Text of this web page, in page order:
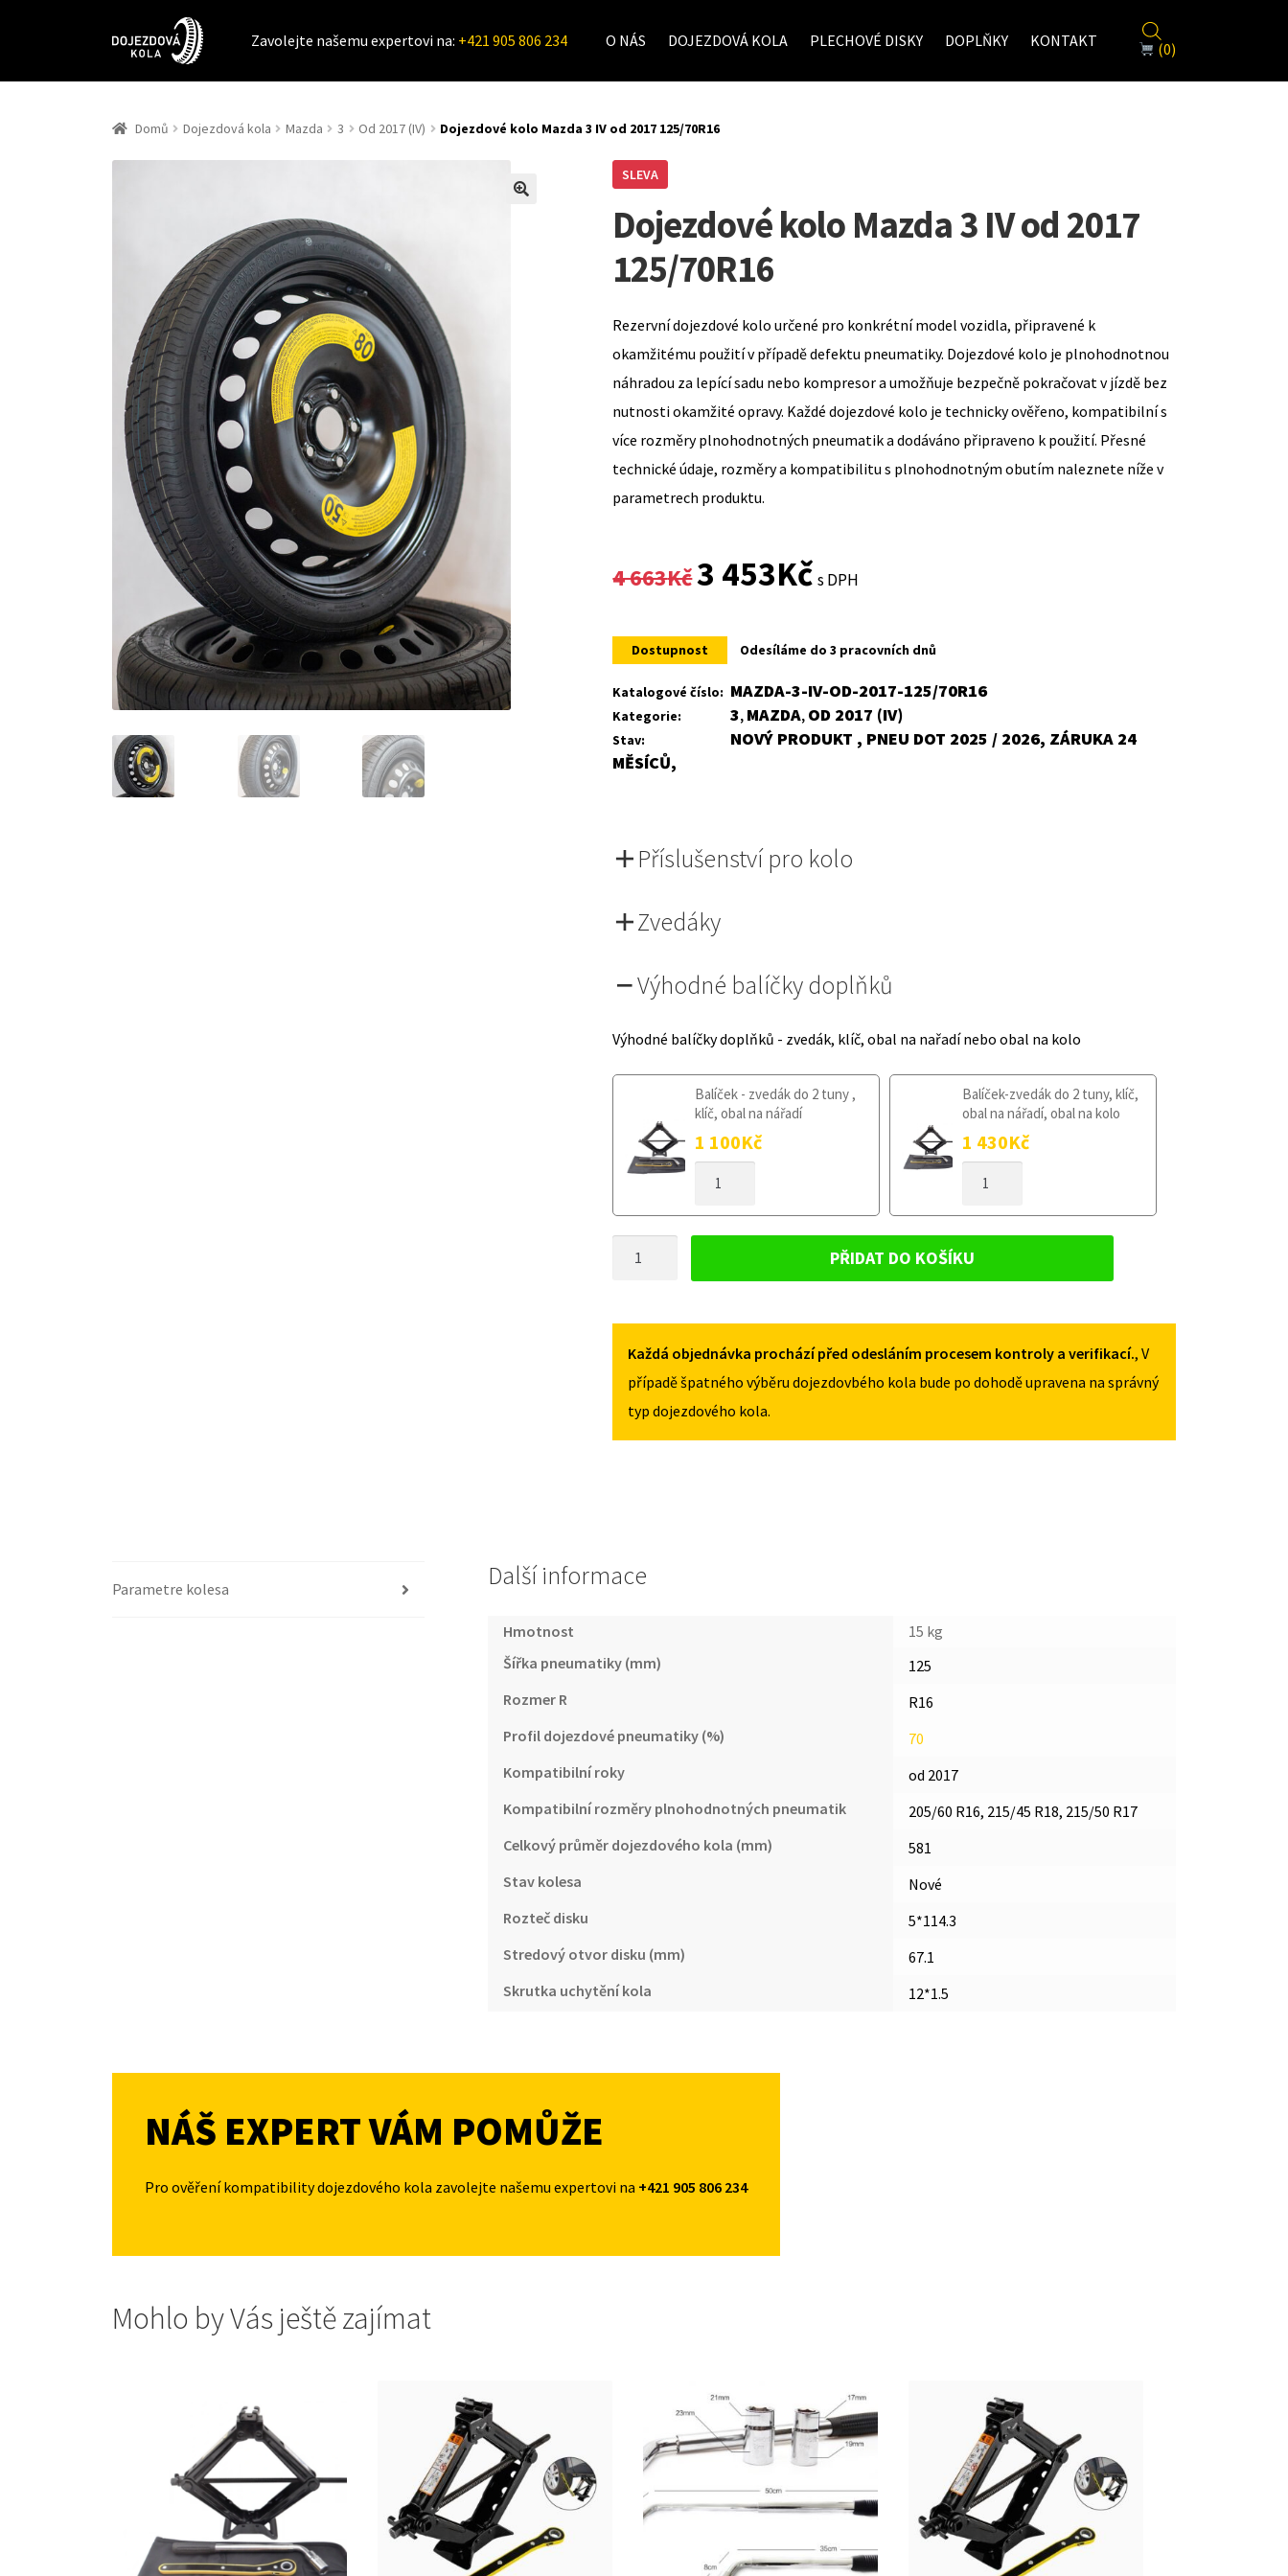
Zavolejte našemu expertovi na: +421 905 806 234 O NÁS DOJEZDOVÁ KOLA PLECHOVÉ DISKY DOPLŇKY KONTAKT (0)
Domů Dojezdová kola Mazda 3 Od 2017 (IV) Dojezdové kolo Mazda 3 IV od 2017 125/70R16
SLEVA
Dojezdové kolo Mazda 3 IV od 2017
125/70R16
Rezervní dojezdové kolo určené pro konkrétní model vozidla, připravené k
okamžitému použití v případě defektu pneumatiky. Dojezdové kolo je plnohodnotnou
náhradou za lepící sadu nebo kompresor a umožňuje bezpečně pokračovat v jízdě bez
nutnosti okamžité opravy. Každé dojezdové kolo je technicky ověřeno, kompatibilní s
více rozměry plnohodnotných pneumatik a dodáváno připraveno k použití. Přesné
technické údaje, rozměry a kompatibilitu s plnohodnotným obutím naleznete níže v
parametrech produktu.
4 663Kč
Original
was:
4
663Kč.
3 453KčCurrent
is:
3
453Kč.
s DPH
Dostupnost Odesíláme do 3 pracovních dnů
Katalogové číslo: MAZDA-3-IV-OD-2017-125/70R16
Kategorie: 3, MAZDA, OD 2017 (IV)
Stav:
NOVÝ PRODUKT , PNEU DOT 2025 / 2026, ZÁRUKA 24
MĚSÍCŮ,
Příslušenství pro kolo
Zvedáky
Výhodné balíčky doplňků
Výhodné balíčky doplňků - zvedák, klíč, obal na nařadí nebo obal na kolo
Balíček - zvedák do 2 tuny ,
klíč, obal na nářadí
1 100Kč
KOLO
2017
MNOŽSTVÍ
Balíček-zvedák do 2 tuny, klíč,
obal na nářadí, obal na kolo
1 430Kč
KOLO
IV
OD
2017
MNOŽSTVÍ
2017
125/70R16
MNOŽSTVÍ
PŘIDAT DO KOŠÍKU
Každá objednávka prochází před odesláním procesem kontroly a verifikací., V
případě špatného výběru dojezdovbého kola bude po dohodě upravena na správný
typ dojezdového kola.
Parametre kolesa Další informace
Hmotnost
15 kg
Šířka pneumatiky (mm)
125
Rozmer R
R16
Profil dojezdové pneumatiky (%)
70
Kompatibilní roky
od 2017
Kompatibilní rozměry plnohodnotných pneumatik
205/60 R16, 215/45 R18, 215/50 R17
Celkový průměr dojezdového kola (mm)
581
Stav kolesa
Nové
Rozteč disku
5*114.3
Stredový otvor disku (mm)
67.1
Skrutka uchytění kola
12*1.5
NÁŠ EXPERT VÁM POMŮŽE
Pro ověření kompatibility dojezdového kola zavolejte našemu expertovi na +421 905 806 234
Mohlo by Vás ještě zajímat